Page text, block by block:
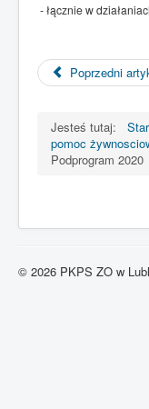
- łącznie w
Poprzedni
Jesteś tutaj:
pomoc
Podprogram 2020
© 2026 PKPS ZO w